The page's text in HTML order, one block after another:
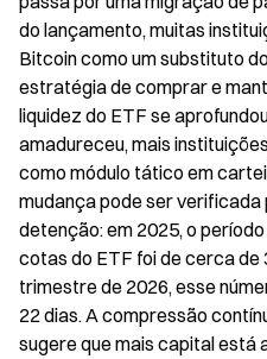
do lançamento, muitas
Bitcoin como um substituto
estratégia de comprar e
liquidez do ETF se
amadureceu, mais
como módulo tático em
mudança pode ser verificada
detenção: em 2025, o
cotas do ETF foi de cerca de
trimestre de 2026, esse
22 dias. A compressão
sugere que mais capital